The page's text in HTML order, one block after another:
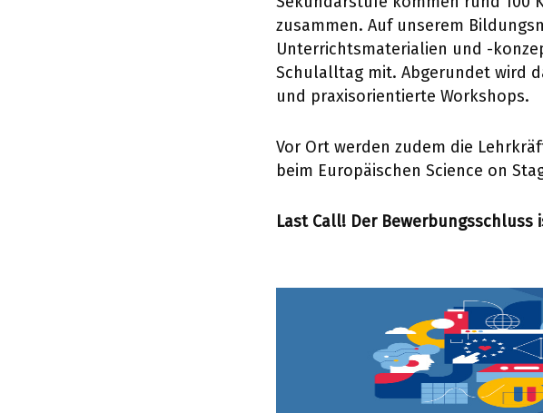
zusammen. Auf unserem
Unterrichtsmaterialien und -
Schulalltag mit. Abgerundet wird
und praxisorientierte Workshops.
Vor Ort werden zudem die
beim Europäischen Science on
Last Call! Der Bewerbungsschluss